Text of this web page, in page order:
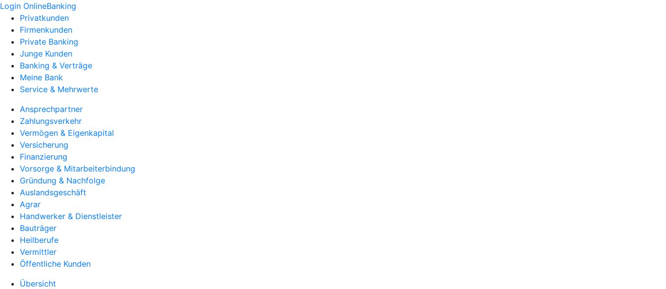
Login OnlineBanking
Privatkunden
Firmenkunden
Private Banking
Junge Kunden
Banking & Verträge
Meine Bank
Service & Mehrwerte
Ansprechpartner
Zahlungsverkehr
Vermögen & Eigenkapital
Versicherung
Finanzierung
Vorsorge & Mitarbeiterbindung
Gründung & Nachfolge
Auslandsgeschäft
Agrar
Handwerker & Dienstleister
Bauträger
Heilberufe
Vermittler
Öffentliche Kunden
Übersicht